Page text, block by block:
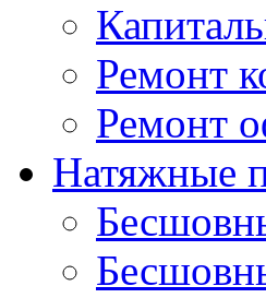
Ремонт
Ремонт
Натяжные